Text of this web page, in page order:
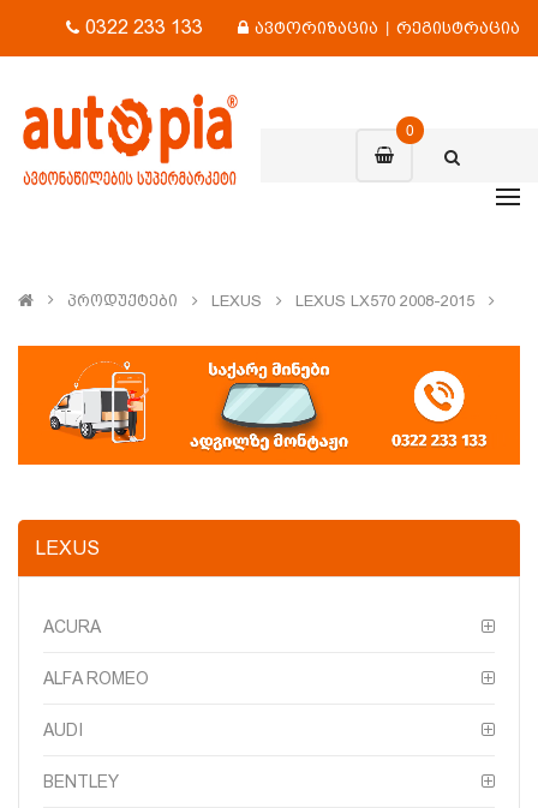
0322 233 133 ავტორიზაცია | რეგისტრაცია
0
Პროდუქტები LEXUS LEXUS LX570 2008-2015
LEXUS
ACURA
ALFA ROMEO
AUDI
BENTLEY